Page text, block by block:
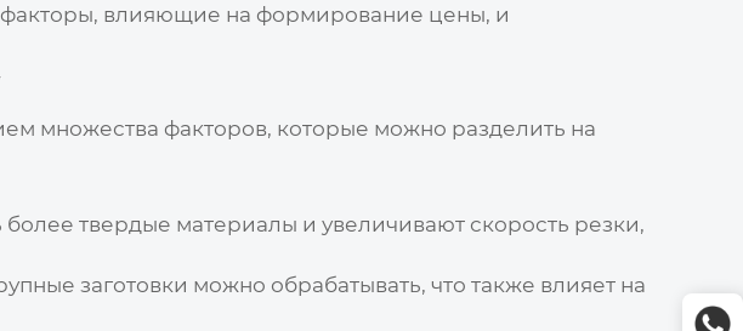
влияющие на формирование цены, и
множества факторов, которые можно разделить на
твердые материалы и увеличивают скорость резки,
заготовки можно обрабатывать, что также влияет на